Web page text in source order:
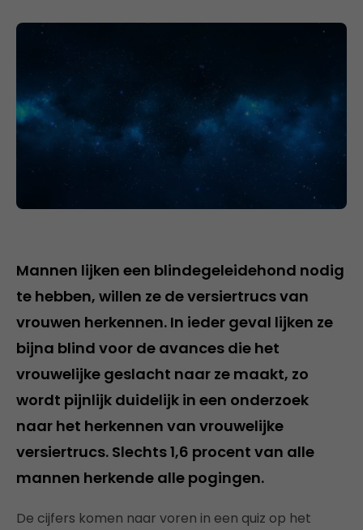
Mannen lijken een blindegeleidehond nodig
te hebben, willen ze de versiertrucs van
vrouwen herkennen. In ieder geval lijken ze
bijna blind voor de avances die het
vrouwelijke geslacht naar ze maakt, zo
wordt pijnlijk duidelijk in een onderzoek
naar het herkennen van vrouwelijke
versiertrucs. Slechts 1,6 procent van alle
mannen herkende alle pogingen.
De cijfers komen naar voren in een quiz op het